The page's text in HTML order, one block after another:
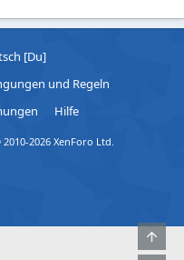
[Du]
und Regeln
Hilfe
2026 XenForo Ltd.